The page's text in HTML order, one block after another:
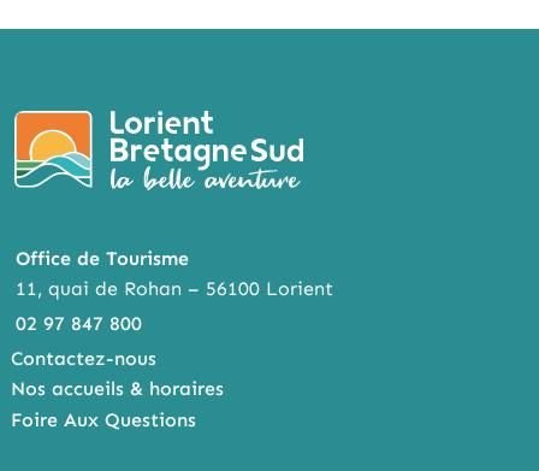
BOO
TTER
ENG
Office de Tourisme
11, quai de Rohan – 56100 Lorient
02 97 847 800
Contactez-nous
Nos accueils & horaires
Foire Aux Questions